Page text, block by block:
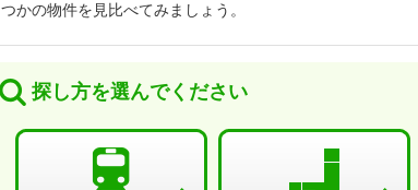
つかの物件を見比べてみましょう。
探し方を選んでください